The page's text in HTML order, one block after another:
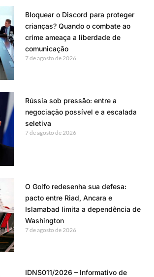
Bloquear o Discord para proteger
crianças? Quando o combate ao
crime ameaça a liberdade de
comunicação
7 de agosto de 2026
Rússia sob pressão: entre a
negociação possível e a escalada
seletiva
7 de agosto de 2026
O Golfo redesenha sua defesa:
pacto entre Riad, Ancara e
Islamabad limita a dependência de
Washington
7 de agosto de 2026
IDNS011/2026 – Informativo de